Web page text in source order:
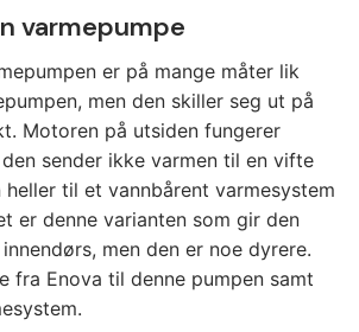
varmepumpe
er på mange måter lik
men den skiller seg ut på
Motoren på utsiden fungerer
sender ikke varmen til en vifte
heller til et vannbårent varmesystem
er denne varianten som gir den
men den er noe dyrere.
fra Enova til denne pumpen samt